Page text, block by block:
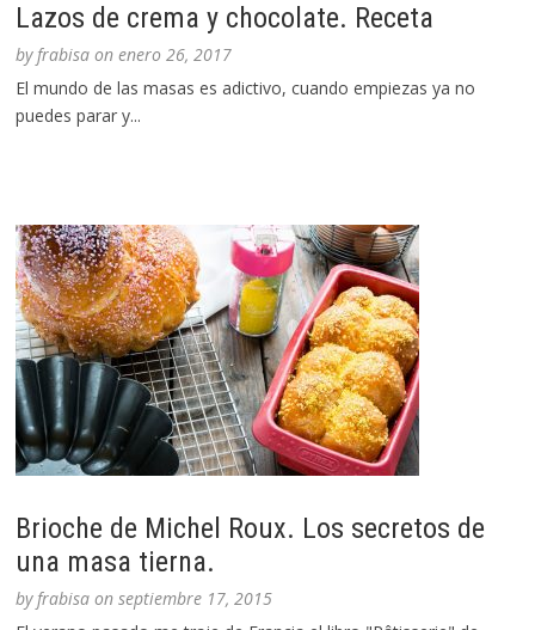
Lazos de crema y chocolate. Receta
byfrabisa onenero 26, 2017
El mundo de las masas es adictivo, cuando empiezas ya no
puedes parar y...
Brioche de Michel Roux. Los secretos de
una masa tierna.
byfrabisa onseptiembre 17, 2015